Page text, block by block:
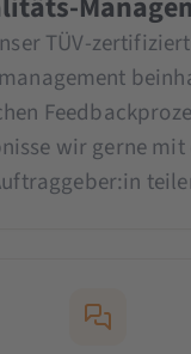
TÜV-
wir gerne